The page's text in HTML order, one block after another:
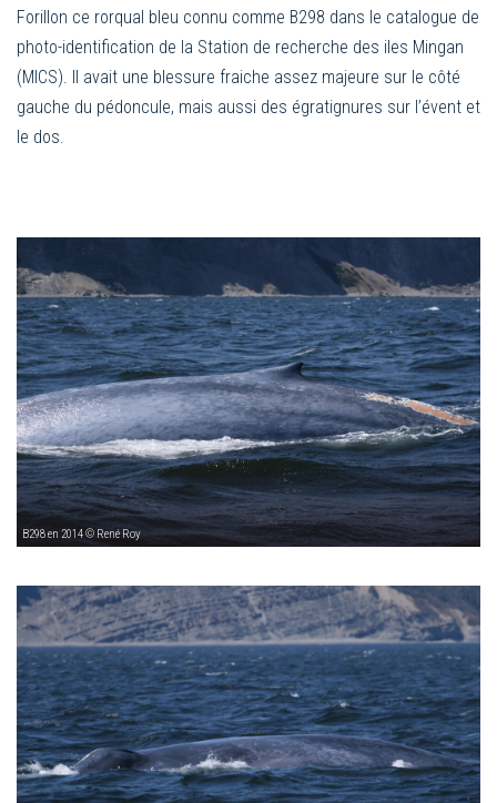
Forillon ce rorqual bleu connu comme B298 dans le catalogue de
photo-identification de la Station de recherche des iles Mingan
(MICS). Il avait une blessure fraiche assez majeure sur le côté
gauche du pédoncule, mais aussi des égratignures sur l’évent et
le dos.
B298 en 2014 © René Roy